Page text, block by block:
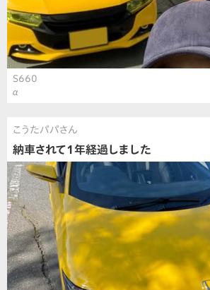
S660
α
こうたパパさん
納車されて1年経過しました